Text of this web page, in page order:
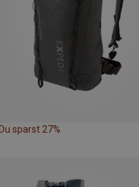
Du sparst 27%